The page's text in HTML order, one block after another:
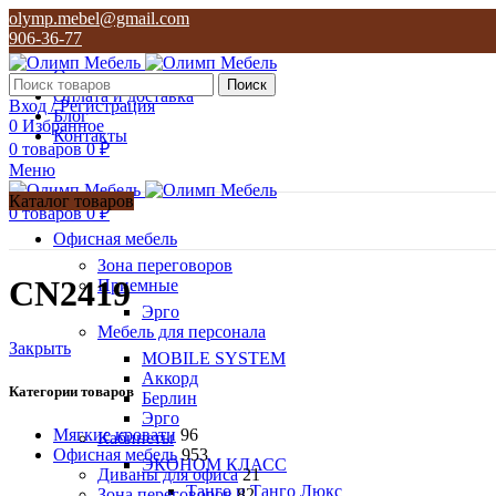
olymp.mebel@gmail.com
906-36-77
О нас
Оплата и доставка
Блог
Контакты
Поиск
Вход / Регистрация
0 Избранное
0 товаров 0₽
Меню
0товаров 0₽
Каталог товаров
Офисная мебель
Зона переговоров
Приемные
Эрго
Мебель для персонала
MOBILE SYSTEM
Аккорд
Берлин
Эрго
Кабинеты
ЭКОНОМ КЛАСС
Танго и Танго Люкс
CN2419
Закрыть
Категории товаров
Мягкие кровати 96
Офисная мебель 953
Диваны для офиса 21